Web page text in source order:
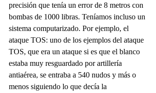
precisión que tenía un error de 8 metros con
bombas de 1000 libras. Teníamos incluso un
sistema computarizado. Por ejemplo, el
ataque TOS: uno de los ejemplos del ataque
TOS, que era un ataque si es que el blanco
estaba muy resguardado por artillería
antiaérea, se entraba a 540 nudos y más o
menos siguiendo lo que decía la